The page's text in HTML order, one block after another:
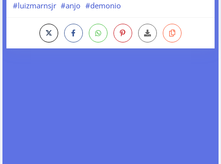
#luizmarnsjr #anjo #demonio